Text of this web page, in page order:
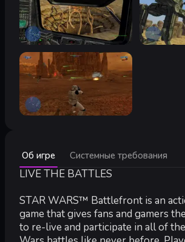
Об игре Системные требования
LIVE THE BATTLES
STAR WARS™ Battlefront is an
game that gives fans and gamers
to re-live and participate in all of
Минимальные:
Минимальные:
ОС *:Windows XP/Vista/7/8/10
Оперативная память:1 GB ОЗУ
Видеокарта: 3D graphics card
DirectX:версии 9.0
Место на диске:3 GB